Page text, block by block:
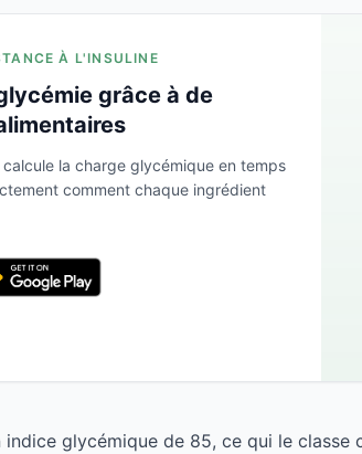
À L'INSULINE
grâce à de
la charge glycémique en temps
comment chaque ingrédient
glycémique de 85, ce qui le classe